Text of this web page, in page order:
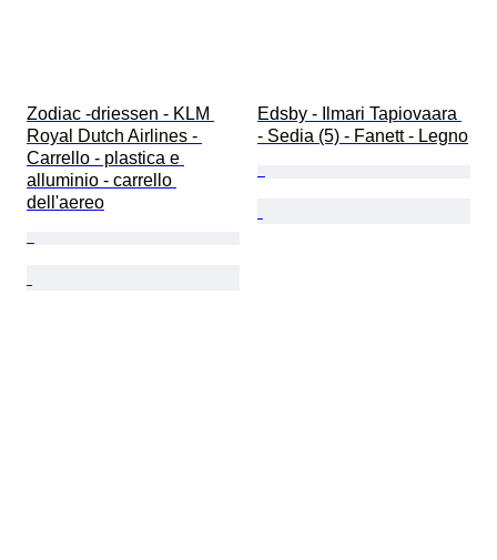
Zodiac -driessen - KLM
Royal Dutch Airlines -
Carrello - plastica e
alluminio - carrello
dell'aereo
Edsby - Ilmari Tapiovaara
- Sedia (5) - Fanett - Legno